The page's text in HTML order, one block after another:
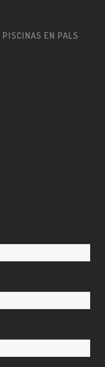
PISCINAS EN PALS